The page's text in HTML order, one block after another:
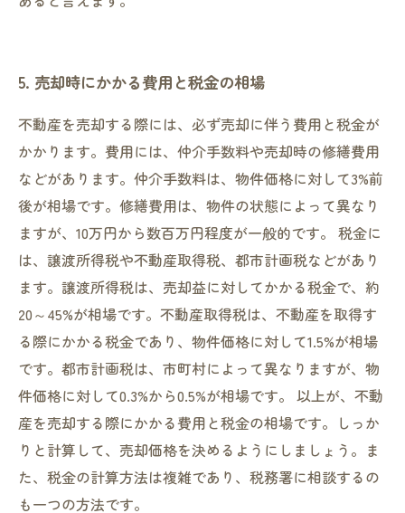
5. 売却時にかかる費用と税金の相場
不動産を売却する際には、必ず売却に伴う費用と税金が
かかります。費用には、仲介手数料や売却時の修繕費用
などがあります。仲介手数料は、物件価格に対して3%前
後が相場です。修繕費用は、物件の状態によって異なり
ますが、10万円から数百万円程度が一般的です。 税金に
は、譲渡所得税や不動産取得税、都市計画税などがあり
ます。譲渡所得税は、売却益に対してかかる税金で、約
20～45%が相場です。不動産取得税は、不動産を取得す
る際にかかる税金であり、物件価格に対して1.5%が相場
です。都市計画税は、市町村によって異なりますが、物
件価格に対して0.3%から0.5%が相場です。 以上が、不動
産を売却する際にかかる費用と税金の相場です。しっか
りと計算して、売却価格を決めるようにしましょう。ま
た、税金の計算方法は複雑であり、税務署に相談するの
も一つの方法です。